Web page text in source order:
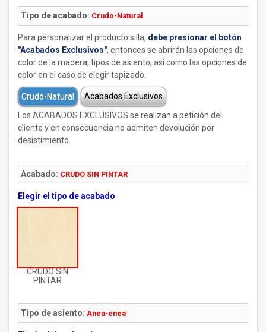
Tipo de acabado: Crudo-Natural
Para personalizar el producto silla, debe presionar el botón
"Acabados Exclusivos", entonces se abrirán las opciones de
color de la madera, tipos de asiento, así como las opciones de
color en el caso de elegir tapizado.
Crudo-Natural
Acabados Exclusivos
Los ACABADOS EXCLUSIVOS se realizan a petición del
cliente y en consecuencia no admiten devolución por
desistimiento.
Acabado: CRUDO SIN PINTAR
Elegir el tipo de acabado
CRUDO SIN
PINTAR
Tipo de asiento: Anea-enea